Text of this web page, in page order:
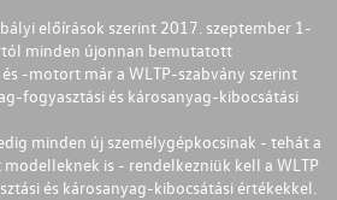
előírások szerint 2017. szeptember 1-
minden újonnan bemutatott
-motort már a WLTP-szabvány szerint
fogyasztási és károsanyag-kibocsátási
minden új személygépkocsinak - tehát a
is - rendelkezniük kell a WLTP
és károsanyag-kibocsátási értékekkel.